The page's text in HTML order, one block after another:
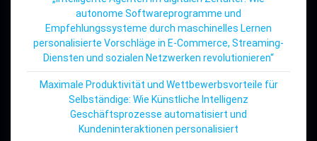
autonome Softwareprogramme und
Empfehlungssysteme durch maschinelles Lernen
personalisierte Vorschläge in E-Commerce, Streaming-
Diensten und sozialen Netzwerken revolutionieren“
Maximale Produktivität und Wettbewerbsvorteile für
Selbständige: Wie Künstliche Intelligenz
Geschäftsprozesse automatisiert und
Kundeninteraktionen personalisiert